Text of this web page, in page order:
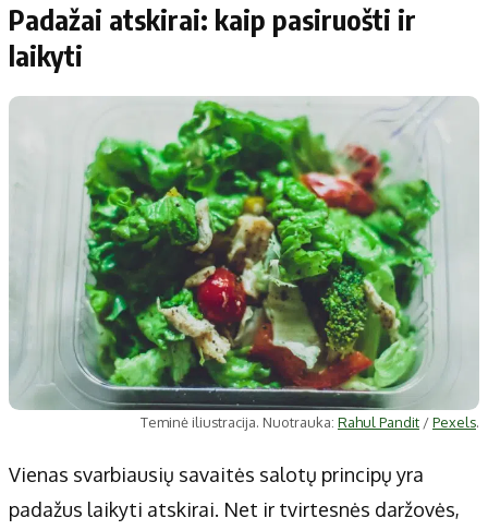
Padažai atskirai: kaip pasiruošti ir
laikyti
Teminė iliustracija. Nuotrauka: Rahul Pandit /Pexels.
Vienas svarbiausių savaitės salotų principų yra
padažus laikyti atskirai. Net ir tvirtesnės daržovės,